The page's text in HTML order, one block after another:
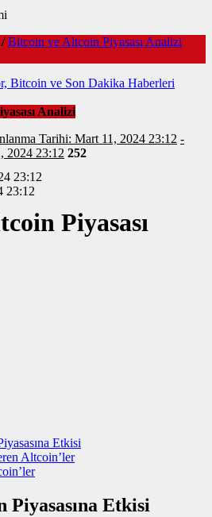
/ Bitcoin ve Altcoin Piyasası Analizi
Bitcoin ve Son Dakika Haberleri
Analizi
Tarihi: Mart 11, 2024 23:12 -
2024 23:12 252
23:12
23:12
Piyasası
Etkisi
Altcoin’ler
Etkisi